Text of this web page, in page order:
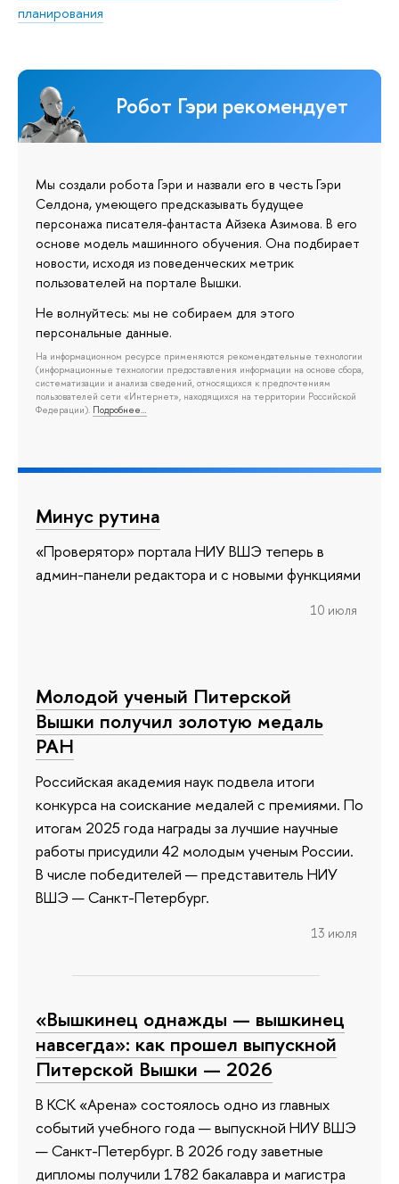
планирования
Робот Гэри рекомендует
Мы создали робота Гэри и назвали его в честь Гэри
Селдона, умеющего предсказывать будущее
персонажа писателя-фантаста Айзека Азимова. В его
основе модель машинного обучения. Она подбирает
новости, исходя из поведенческих метрик
пользователей на портале Вышки.
Не волнуйтесь: мы не собираем для этого
персональные данные.
На информационном ресурсе применяются рекомендательные технологии
(информационные технологии предоставления информации на основе сбора,
систематизации и анализа сведений, относящихся к предпочтениям
пользователей сети «Интернет», находящихся на территории Российской
Федерации). Подробнее…
Минус рутина
«Проверятор» портала НИУ ВШЭ теперь в
админ-панели редактора и с новыми функциями
10 июля
Молодой ученый Питерской
Вышки получил золотую медаль
РАН
Российская академия наук подвела итоги
конкурса на соискание медалей с премиями. По
итогам 2025 года награды за лучшие научные
работы присудили 42 молодым ученым России.
В числе победителей — представитель НИУ
ВШЭ — Санкт-Петербург.
13 июля
«Вышкинец однажды — вышкинец
навсегда»: как прошел выпускной
Питерской Вышки — 2026
В КСК «Арена» состоялось одно из главных
событий учебного года — выпускной НИУ ВШЭ
— Санкт-Петербург. В 2026 году заветные
дипломы получили 1782 бакалавра и магистра